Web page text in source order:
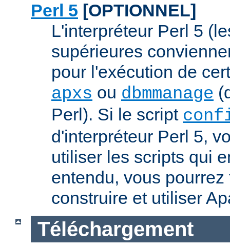
Perl 5 [OPTIONNEL]
L'interpréteur Perl 5
supérieures
pour l'exécution de
apxs ou dbmmanage
Perl). Si le script
d'interpréteur Perl 5,
utiliser les scripts qui
entendu, vous
construire et utiliser
Téléchargement